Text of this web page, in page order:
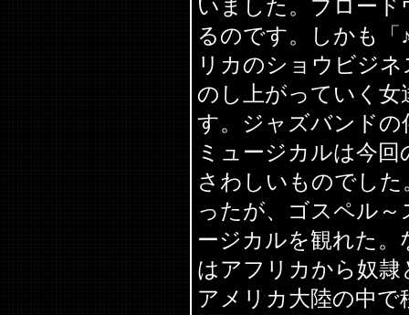
いました。ブロー
るのです。しかも
リカのショウビジ
のし上がっていく
す。ジャズバンド
ミュージカルは今
さわしいものでし
ったが、ゴスペル
ージカルを観れた
はアフリカから奴
アメリカ大陸の中